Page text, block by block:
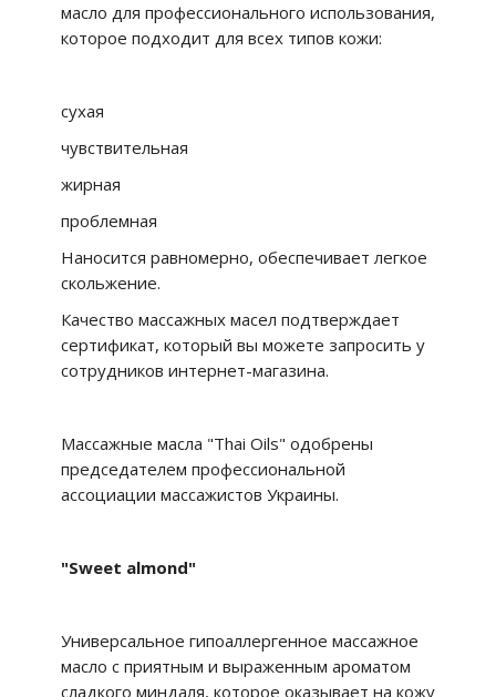
масло для профессионального использования,
которое подходит для всех типов кожи:
сухая
чувствительная
жирная
проблемная
Наносится равномерно, обеспечивает легкое
скольжение.
Качество массажных масел подтверждает
сертификат, который вы можете запросить у
сотрудников интернет-магазина.
Массажные масла "Thai Oils" одобрены
председателем профессиональной
ассоциации массажистов Украины.
"Sweet almond"
Универсальное гипоаллергенное массажное
масло с приятным и выраженным ароматом
сладкого миндаля, которое оказывает на кожу